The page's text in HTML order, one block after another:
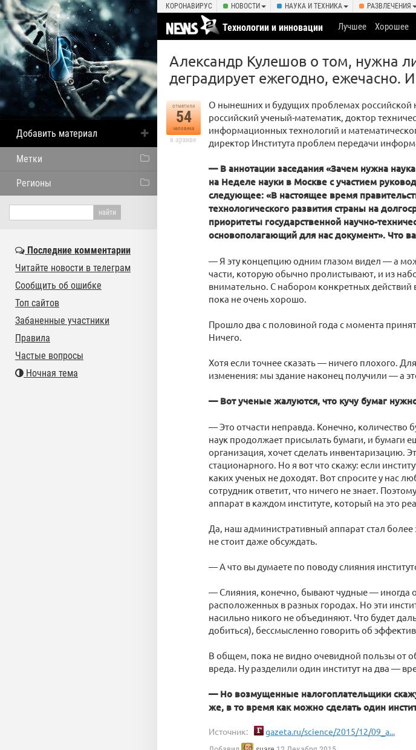
КОРОНАВИРУС НОВОСТИ НАУКА И ТЕХНИКА РАЗВЛЕЧЕНИЯ
Технологии и инновации Лучшее Хорошее
Александр Кулешов о том, нужна
деградирует ежегодно, ежечасно.
отметили
54
человека
в архиве
О нынешних и будущих проблемах российской
российский ученый-математик, доктор
информационных технологий и
директор Института проблем передачи
— В аннотации заседания «Зачем нужна
на Неделе науки в Москве с участием
следующее: «В настоящее время
технологического развития страны на
приоритеты государственной научно-
основополагающий для нас документ». Что
— Я эту концепцию одним глазом видел — а
части, которую обычно пролистывают, и из
внимательно. С набором конкретных действий
пока не очень хорошо.
Прошло два с половиной года с момента
Ничего.
Хотя если точнее сказать — ничего плохого.
изменения: мы здание наконец получили — а
— Вот ученые жалуются, что кучу бумаг
— Это отчасти неправда. Конечно, количество
наук продолжает присылать бумаги, и
организация, хочет сделать инвентаризацию.
стационарного. Но я вот что скажу: если
каких ученых не доходят. Вот спросите у нас
сотрудник ответит, что ничего не знает.
аппарат в каждом институте, который на это
Да, наш административный аппарат стал
не стоит даже обсуждать.
— А что вы думаете по поводу слияния
— Слияния, конечно, бывают чудные — иногда
расположенных в разных городах. Но эти
насильно никого не объединяют. Что будет
добиться), бессмысленно говорить об
В общем, пока не видно очевидной пользы от
вреда. Ну разделили один институт на два —
— Но возмущенные налогоплательщики
же, в то время как можно сделать один
Источник: gazeta.ru/science/2015/12/09_a...
Добавить материал
Метки
Регионы
Последние комментарии
Читайте новости в телеграм
Сообщить об ошибке
Топ сайтов
Забаненные участники
Правила
Частые вопросы
Ночная тема